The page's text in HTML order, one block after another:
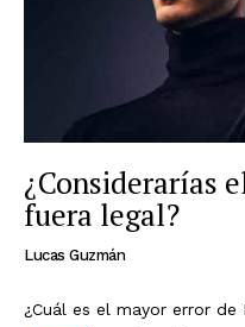
¿Considerarías
fuera legal?
Lucas Guzmán
¿Cuál es el mayor error